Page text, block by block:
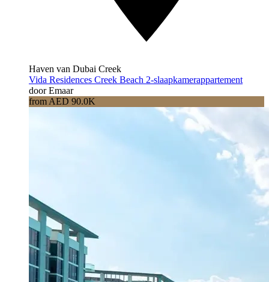
Haven van Dubai Creek
Vida Residences Creek Beach 2-slaapkamerappartement
door Emaar
from AED 90.0K